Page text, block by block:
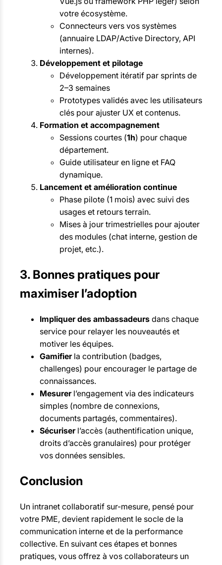
votre écosystème.
Connecteurs vers vos systèmes
(annuaire LDAP/Active Directory, API
internes).
Développement et pilotage
Développement itératif par sprints de
2–3 semaines
Prototypes validés avec les utilisateurs
clés pour ajuster UX et contenus.
Formation et accompagnement
Sessions courtes (1h) pour chaque
département.
Guide utilisateur en ligne et FAQ
dynamique.
Lancement et amélioration continue
Phase pilote (1 mois) avec suivi des
usages et retours terrain.
Mises à jour trimestrielles pour ajouter
des modules (chat interne, gestion de
projet, etc.).
3. Bonnes pratiques pour
maximiser l’adoption
Impliquer des ambassadeurs dans chaque
service pour relayer les nouveautés et
motiver les équipes.
Gamifierla contribution (badges,
challenges) pour encourager le partage de
connaissances.
Mesurerl’engagement via des indicateurs
simples (nombre de connexions,
documents partagés, commentaires).
Sécuriserl’accès (authentification unique,
droits d’accès granulaires) pour protéger
vos données sensibles.
Conclusion
Un intranet collaboratif sur-mesure, pensé pour
votre PME, devient rapidement le socle de la
communication interne et de la performance
collective. En suivant ces étapes et bonnes
pratiques, vous offrez à vos collaborateurs un